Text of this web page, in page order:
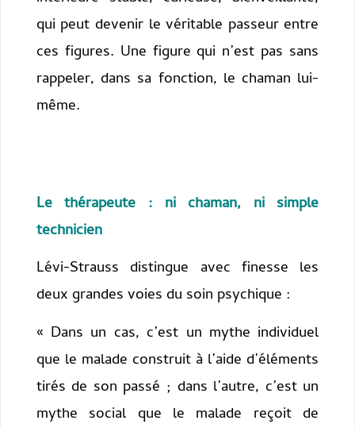
qui peut devenir le véritable passeur entre
ces figures. Une figure qui n’est pas sans
rappeler, dans sa fonction, le chaman lui-
même.
Le thérapeute : ni chaman, ni simple
technicien
Lévi-Strauss distingue avec finesse les
deux grandes voies du soin psychique :
« Dans un cas, c’est un mythe individuel
que le malade construit à l’aide d’éléments
tirés de son passé ; dans l’autre, c’est un
mythe social que le malade reçoit de